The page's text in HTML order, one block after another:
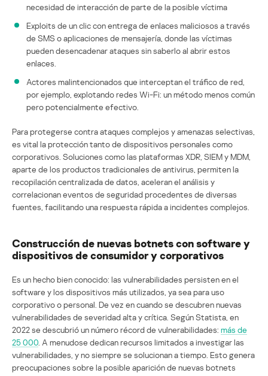
necesidad de interacción de parte de la posible víctima
Exploits de un clic con entrega de enlaces maliciosos a través
de SMS o aplicaciones de mensajería, donde las víctimas
pueden desencadenar ataques sin saberlo al abrir estos
enlaces.
Actores malintencionados que interceptan el tráfico de red,
por ejemplo, explotando redes Wi-Fi: un método menos común
pero potencialmente efectivo.
Para protegerse contra ataques complejos y amenazas selectivas,
es vital la protección tanto de dispositivos personales como
corporativos. Soluciones como las plataformas XDR, SIEM y MDM,
aparte de los productos tradicionales de antivirus, permiten la
recopilación centralizada de datos, aceleran el análisis y
correlacionan eventos de seguridad procedentes de diversas
fuentes, facilitando una respuesta rápida a incidentes complejos.
Construcción de nuevas botnets con software y
dispositivos de consumidor y corporativos
Es un hecho bien conocido: las vulnerabilidades persisten en el
software y los dispositivos más utilizados, ya sea para uso
corporativo o personal. De vez en cuando se descubren nuevas
vulnerabilidades de severidad alta y crítica. Según Statista, en
2022 se descubrió un número récord de vulnerabilidades: más de
25 000 . A menudose dedican recursos limitados a investigar las
vulnerabilidades, y no siempre se solucionan a tiempo. Esto genera
preocupaciones sobre la posible aparición de nuevas botnets